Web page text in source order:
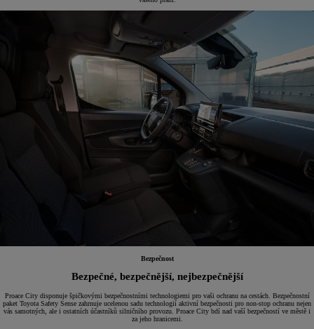
Bezpečnost
Bezpečné, bezpečnější, nejbezpečnější
Proace City disponuje špičkovými bezpečnostními technologiemi pro vaši ochranu na cestách. Bezpečnostní
paket Toyota Safety Sense zahrnuje ucelenou sadu technologií aktivní bezpečnosti pro non-stop ochranu nejen
vás samotných, ale i ostatních účastníků silničního provozu. Proace City bdí nad vaší bezpečností ve městě i
za jeho hranicemi.